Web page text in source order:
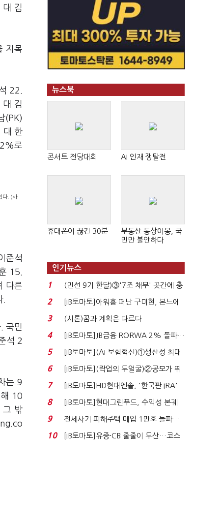
김
지목
22.
김
(PK)
대 한
로
다. (사
준석
15.
다른
국민
석 2
는 9
10
그 밖
뉴스북
콘서트 전당대회 AI 인재 쟁탈전
휴대폰이 끊긴 30분
부동산 동상이몽, 국
민만 불안하다
인기뉴스
1
(민선 9기 한달)③'7조 채무' 곳간에 충
격…추미애, 20년...
2
[IB토마토]아워홈 떠난 구미현, 본느에
340억 베팅…가...
3 (시론)꿈과 계획은 다르다
4
[IB토마토]JB금융 RORWA 2% 돌파…
실적 견인은 은행 ...
5
[IB토마토](AI 보험혁신)①생산성 최대
80% 개선…현실...
6
[IB토마토](락업의 두얼굴)②공모가 뛰
자 첫날 매도…FI ...
7
[IB토마토]HD현대엔솔, '한국판 IRA'
수혜 부상…세액공...
8
[IB토마토]현대그린푸드, 수익성 본궤
도…실적 개선에 ...
9
전세사기 피해주택 매입 1만호 돌파…
누적 피해자 4만2...
10
[IB토마토]유증·CB 줄줄이 무산…코스